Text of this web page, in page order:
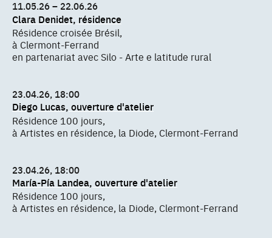
11.05.26 – 22.06.26
Clara Denidet, résidence
Résidence croisée Brésil,
à Clermont-Ferrand
en partenariat avec Silo - Arte e latitude rural
23.04.26, 18:00
Diego Lucas, ouverture d'atelier
Résidence 100 jours,
à Artistes en résidence, la Diode, Clermont-Ferrand
23.04.26, 18:00
María-Pía Landea, ouverture d'atelier
Résidence 100 jours,
à Artistes en résidence, la Diode, Clermont-Ferrand